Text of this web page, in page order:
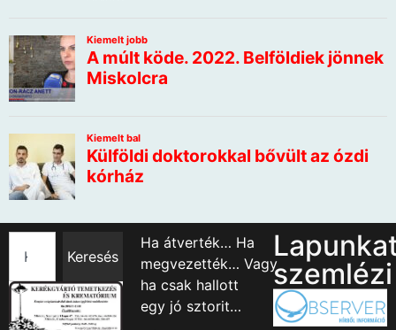
Keresés
Ha átverték… Ha
megvezették… Vagy
ha csak hallott
egy jó sztorit…
szemlézi